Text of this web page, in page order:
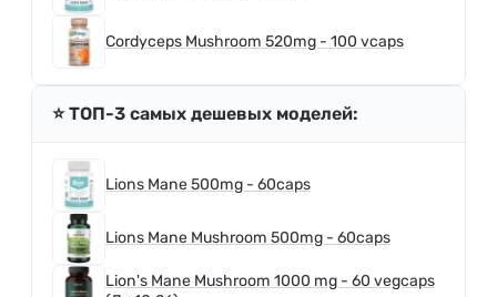
Cordyceps Mushroom 520mg - 100 vcaps
⭐️ ТОП-3 самых дешевых моделей:
Lions Mane 500mg - 60caps
Lions Mane Mushroom 500mg - 60caps
Lion's Mane Mushroom 1000 mg - 60 vegcaps